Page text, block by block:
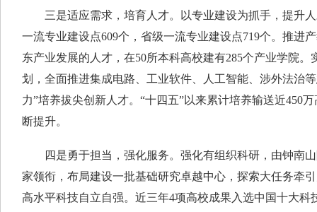
三是适应需求，培育人才。以专业建设为抓手，提升人
一流专业建设点609个，省级一流专业建设点719个。推进
东产业发展的人才，在50所本科高校建有285个产业学院
划，全面推进集成电路、工业软件、人工智能、涉外法治
力”培养拔尖创新人才。“十四五”以来累计培养输送近450
断提升。
四是勇于担当，强化服务。强化有组织科研，由钟南山
家领衔，布局建设一批基础研究卓越中心，探索大任务牵
高水平科技自立自强。近三年4项高校成果入选中国十大科